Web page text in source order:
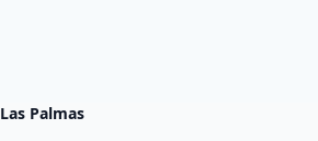
Las Palmas